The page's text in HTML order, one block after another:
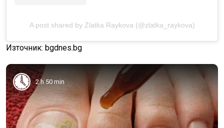
A post shared by Zlatka Raykova (@zlatka_raykova)
Източник: bgdnes.bg
2 h 50 min